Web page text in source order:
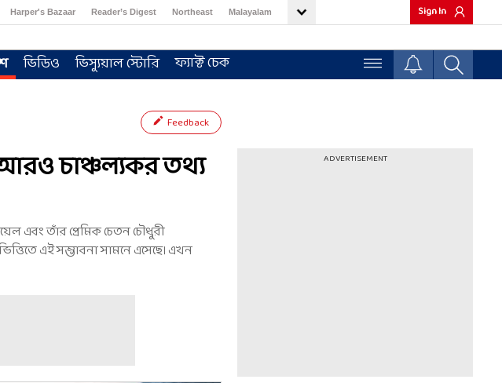
Harper's Bazaar Reader’s Digest Northeast Malayalam Sign In
ভিডিও ভিস্যুয়াল স্টোরি ফ্যাক্ট চেক
Feedback
চাঞ্চল্যকর তথ্য
এবং তাঁর প্রেমিক চেতন চৌধুরী
এই সম্ভাবনা সামনে এসেছে। এখন
ADVERTISEMENT